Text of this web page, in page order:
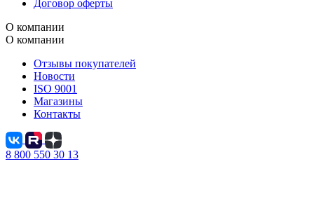
Договор оферты
О компании
О компании
Отзывы покупателей
Новости
ISO 9001
Магазины
Контакты
8 800 550 30 13